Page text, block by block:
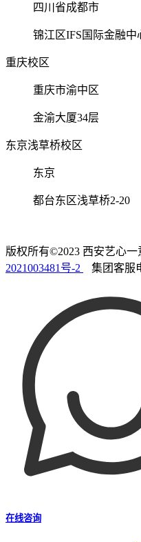
四川省成都市
锦江区IFS国际金融中
重庆校区
重庆市渝中区
金渝大厦34层
东京浅草桥校区
东京
都台东区浅草桥2-20
版权所有©2023 西安艺心
2021003481号-2
集团客服
在线咨询